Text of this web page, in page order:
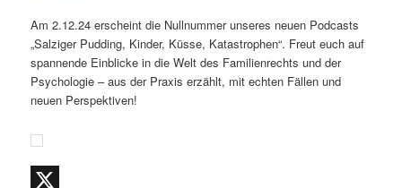
Am 2.12.24 erscheint die Nullnummer unseres neuen Podcasts
„Salziger Pudding, Kinder, Küsse, Katastrophen“. Freut euch auf
spannende Einblicke in die Welt des Familienrechts und der
Psychologie – aus der Praxis erzählt, mit echten Fällen und
neuen Perspektiven!